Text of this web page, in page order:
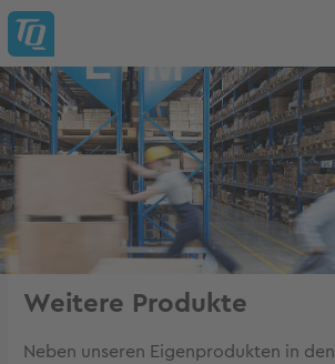
Weitere Produkte
Neben unseren Eigenprodukten in den